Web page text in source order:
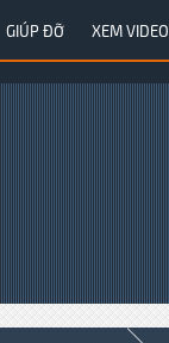
GIÚP ĐỠ XEM VIDEO